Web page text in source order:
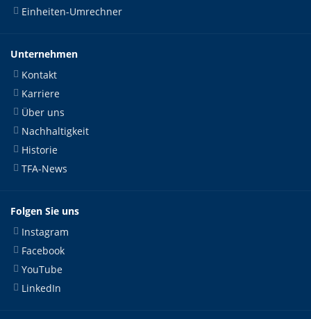
Einheiten-Umrechner
Unternehmen
Kontakt
Karriere
Über uns
Nachhaltigkeit
Historie
TFA-News
Folgen Sie uns
Instagram
Facebook
YouTube
LinkedIn